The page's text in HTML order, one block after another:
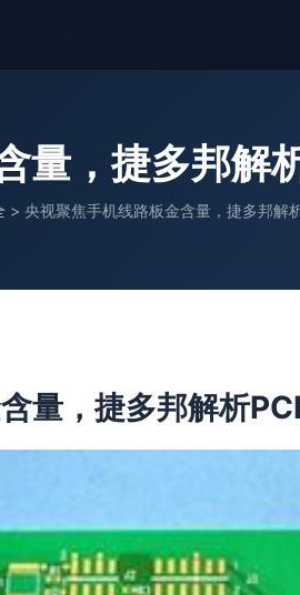
量，捷多邦解
> 央视聚焦手机线路板金含量，捷多邦解
量，捷多邦解析